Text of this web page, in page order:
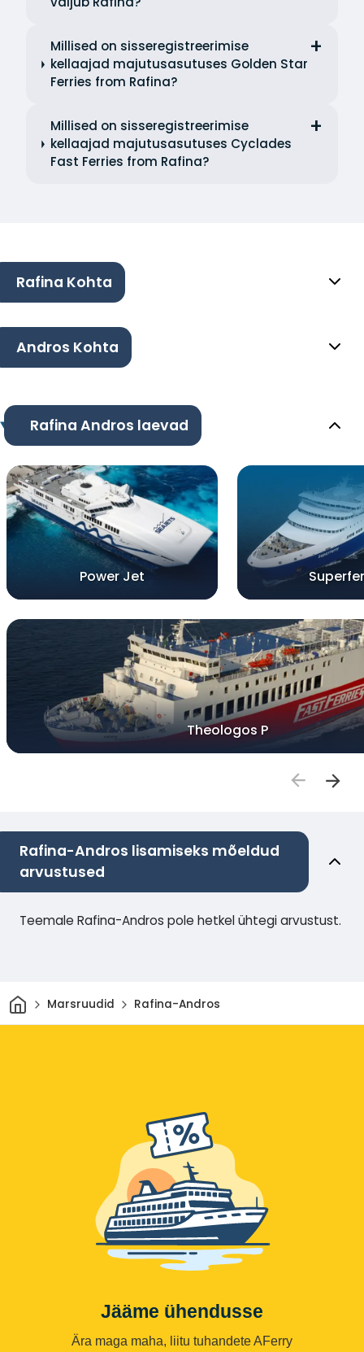
Millised on sisseregistreerimise
kellaajad majutusasutuses Golden Star
Ferries from Rafina?
Millised on sisseregistreerimise
kellaajad majutusasutuses Cyclades
Fast Ferries from Rafina?
Rafina Kohta
Andros Kohta
Rafina Andros laevad
Power Jet
Theologos P
Rafina-Andros lisamiseks mõeldud
arvustused
Teemale Rafina-Andros pole hetkel ühtegi arvustust.
Avaleht
Marsruudid Rafina-Andros
Jääme ühendusse
Ära maga maha, liitu tuhandete AFerry